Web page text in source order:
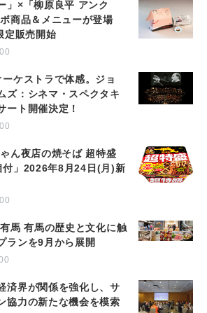
」×「柳原良平 アンク
商品＆メニューが登場
定販売開始
ケストラで体感。ジョ
ズ：シネマ・スペクタキ
ート開催決定！
ゃん夜店の焼そば 超特盛
付」2026年8月24日(月)新
馬 有馬の歴史と文化に触
ランを9月から展開
済界が関係を強化し、サ
協力の新たな機会を模索